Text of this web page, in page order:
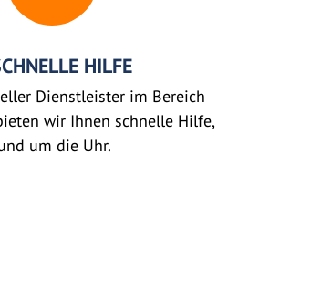
HILFE
Dienstleister im Bereich
wir Ihnen schnelle Hilfe,
um die Uhr.